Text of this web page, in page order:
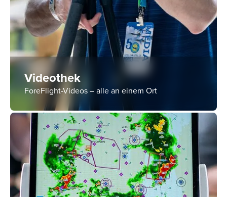
Videothek
ForeFlight-Videos – alle an einem Ort